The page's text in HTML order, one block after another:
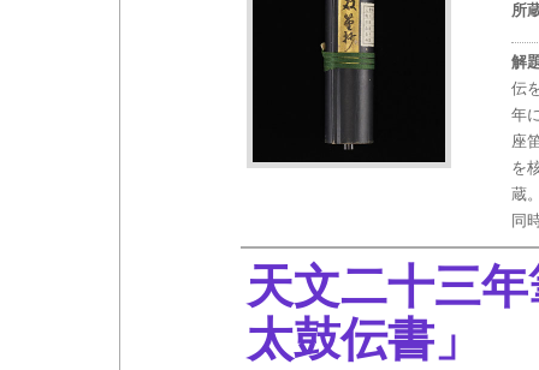
所
解
伝
年
座
を
蔵
同
天文二十三
太鼓伝書」